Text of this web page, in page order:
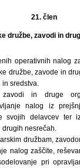
21. člen
družbe, zavodi in
operativnih nalog
družbe, zavode in
sredstva.
zavodi in druge
nalog iz
svojih delavcev ter
nesrečah.
družbam,
nalog zaščite,
pri